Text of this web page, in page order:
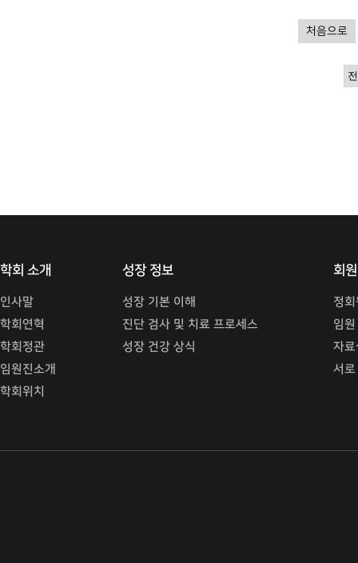
처음으로
학회 소개
인사말
학회연혁
학회정관
임원진소개
학회위치
성장 정보
성장 기본 이해
진단 검사 및 치료 프로세스
성장 건강 상식
회
정
임
자료
서